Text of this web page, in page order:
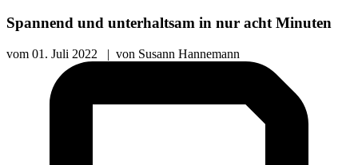
Spannend und unterhaltsam in nur acht Minuten
vom 01. Juli 2022 | von Susann Hannemann